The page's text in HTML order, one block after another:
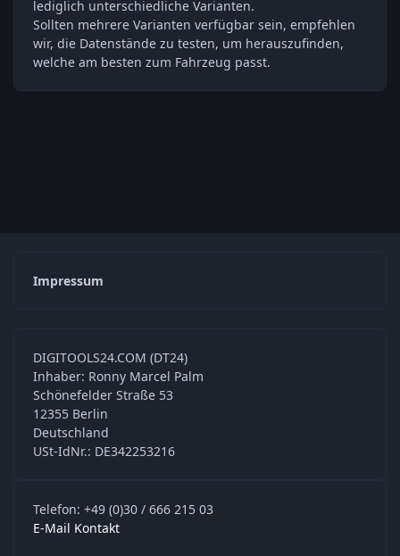
lediglich unterschiedliche Varianten.
Sollten mehrere Varianten verfügbar sein, empfehlen
wir, die Datenstände zu testen, um herauszufinden,
welche am besten zum Fahrzeug passt.
Impressum
DIGITOOLS24.COM (DT24)
Inhaber: Ronny Marcel Palm
Schönefelder Straße 53
12355 Berlin
Deutschland
USt-IdNr.: DE342253216
Telefon: +49 (0)30 / 666 215 03
E-Mail Kontakt